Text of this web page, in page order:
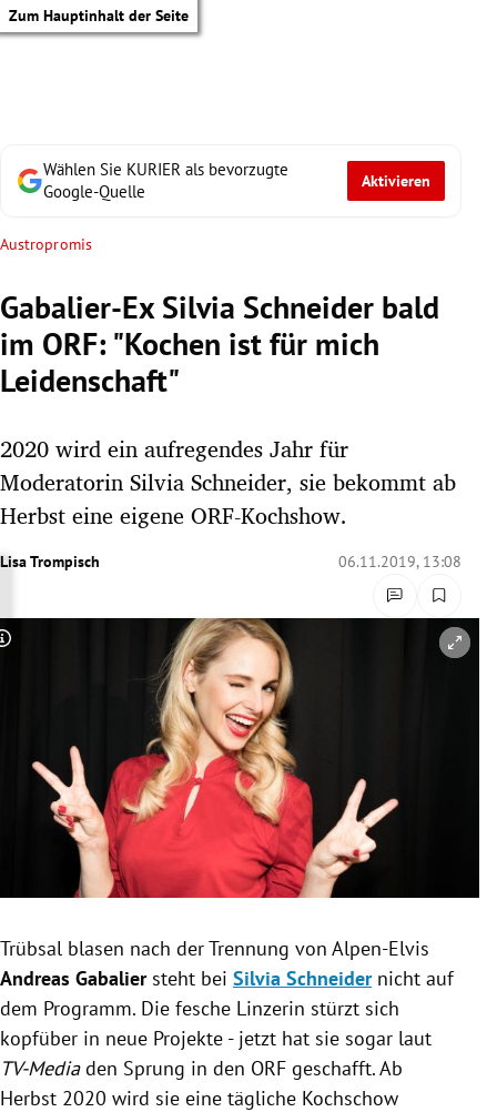
Zum Hauptinhalt der Seite
Untermenü
Untermenü
Untermenü
Untermenü
Untermenü
Untermenü
Untermenü
Wählen Sie KURIER als bevorzugte
Google-Quelle
Aktivieren
Austropromis
Gabalier-Ex Silvia Schneider bald
im ORF: "Kochen ist für mich
Leidenschaft"
2020 wird ein aufregendes Jahr für
Moderatorin Silvia Schneider, sie bekommt ab
Herbst eine eigene ORF-Kochshow.
Lisa Trompisch 06.11.2019, 13:08
Copyright-Hinweis öffnen/schließen
Trübsal blasen nach der Trennung von Alpen-Elvis
Andreas Gabaliersteht bei Silvia Schneidernicht auf
dem Programm. Die fesche Linzerin stürzt sich
kopfüber in neue Projekte - jetzt hat sie sogar laut
TV-Mediaden Sprung in den ORF geschafft. Ab
Herbst 2020 wird sie eine tägliche Kochschow